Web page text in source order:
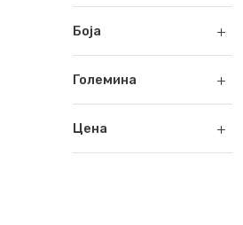
Боја
Големина
Цена